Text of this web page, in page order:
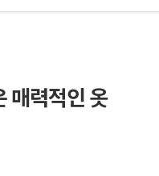
매력적인 옷